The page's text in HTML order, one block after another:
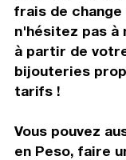
frais de
n'hésitez pas à
à partir de
bijouteries
tarifs !
Vous pouvez
en Peso, faire